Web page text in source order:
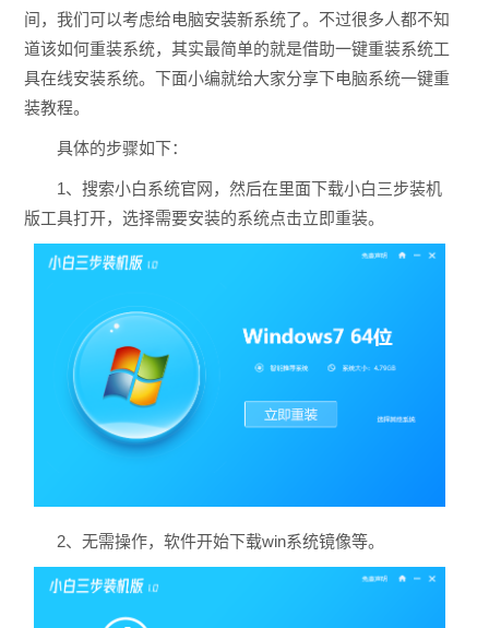
间，我们可以考虑给电脑安装新系统了。不过很多人都不知
道该如何重装系统，其实最简单的就是借助一键重装系统工
具在线安装系统。下面小编就给大家分享下电脑系统一键重
装教程。
具体的步骤如下：
1、搜索小白系统官网，然后在里面下载小白三步装机
版工具打开，选择需要安装的系统点击立即重装。
2、无需操作，软件开始下载win系统镜像等。